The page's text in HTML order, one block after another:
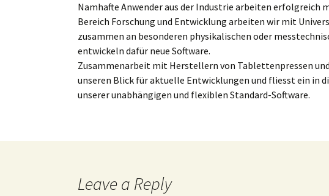
Namhafte Anwender aus der Industrie arbeiten erfolgreich
Bereich Forschung und Entwicklung arbeiten wir mit
zusammen an besonderen physikalischen oder
entwickeln dafür neue Software.
Zusammenarbeit mit Herstellern von Tablettenpressen
unseren Blick für aktuelle Entwicklungen und fliesst ein in
unserer unabhängigen und flexiblen Standard-Software.
Leave a Reply